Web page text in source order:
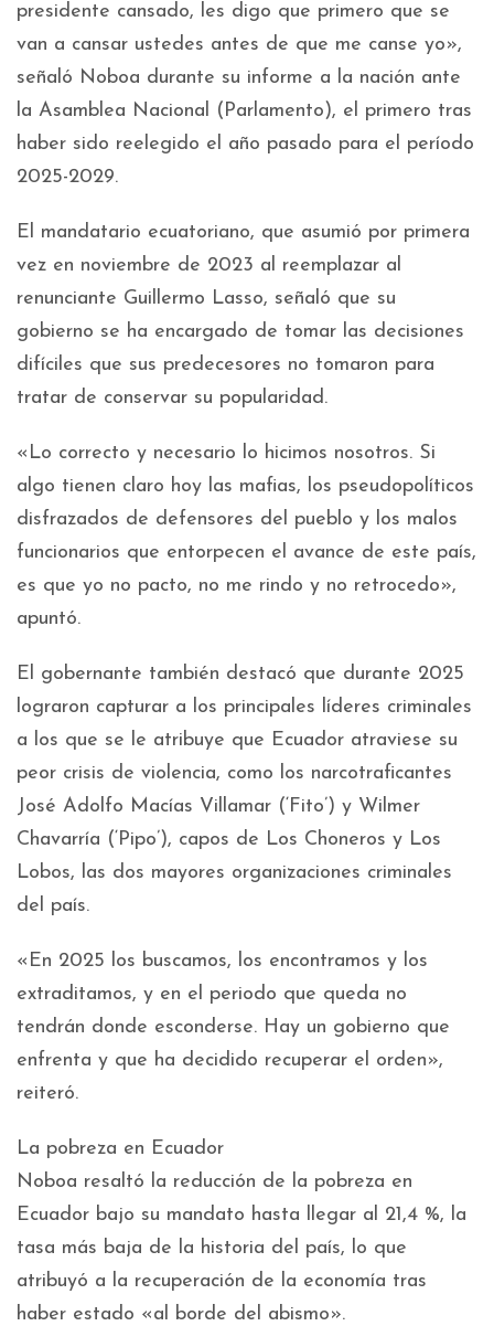
presidente cansado, les digo que primero que se
van a cansar ustedes antes de que me canse yo»,
señaló Noboa durante su informe a la nación ante
la Asamblea Nacional (Parlamento), el primero tras
haber sido reelegido el año pasado para el período
2025-2029.
El mandatario ecuatoriano, que asumió por primera
vez en noviembre de 2023 al reemplazar al
renunciante Guillermo Lasso, señaló que su
gobierno se ha encargado de tomar las decisiones
difíciles que sus predecesores no tomaron para
tratar de conservar su popularidad.
«Lo correcto y necesario lo hicimos nosotros. Si
algo tienen claro hoy las mafias, los pseudopolíticos
disfrazados de defensores del pueblo y los malos
funcionarios que entorpecen el avance de este país,
es que yo no pacto, no me rindo y no retrocedo»,
apuntó.
El gobernante también destacó que durante 2025
lograron capturar a los principales líderes criminales
a los que se le atribuye que Ecuador atraviese su
peor crisis de violencia, como los narcotraficantes
José Adolfo Macías Villamar (‘Fito’) y Wilmer
Chavarría (‘Pipo’), capos de Los Choneros y Los
Lobos, las dos mayores organizaciones criminales
del país.
«En 2025 los buscamos, los encontramos y los
extraditamos, y en el periodo que queda no
tendrán donde esconderse. Hay un gobierno que
enfrenta y que ha decidido recuperar el orden»,
reiteró.
La pobreza en Ecuador
Noboa resaltó la reducción de la pobreza en
Ecuador bajo su mandato hasta llegar al 21,4 %, la
tasa más baja de la historia del país, lo que
atribuyó a la recuperación de la economía tras
haber estado «al borde del abismo».